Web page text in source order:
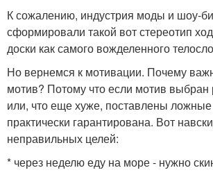
К сожалению, индустрия моды и шоу-
сформировали такой вот стереотип
доски как самого вожделенного
Но вернемся к мотивации. Почему
мотив? Потому что если мотив
или, что еще хуже, поставлены ложные
практически гарантирована. Вот
неправильных целей:
* через неделю еду на море - нужно